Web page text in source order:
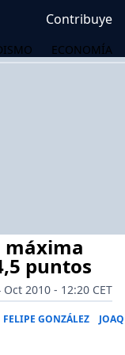
Contribuye
ECONOMÍA
máxima
puntos
Oct 2010 - 12:20 CET
FELIPE GONZÁLEZ